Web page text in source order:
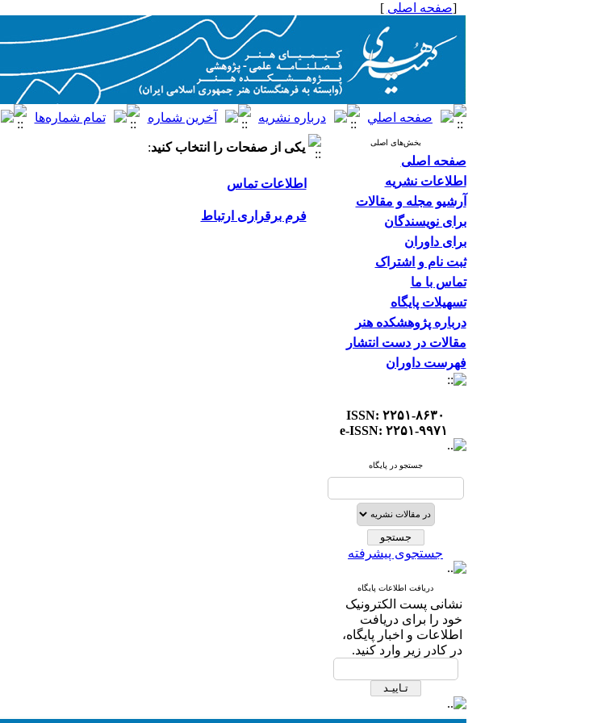
[صفحه اصلی ]
بخش‌های اصلی
صفحه اصلی
اطلاعات نشریه
آرشیو مجله و مقالات
برای نویسندگان
برای داوران
ثبت نام و اشتراک
تماس با ما
تسهیلات پایگاه
درباره پژوهشکده هنر
مقالات در دست انتشار
فهرست داوران
ISSN: ۲۲۵۱-۸۶۳۰
e-ISSN: ۲۲۵۱-۹۹۷۱
جستجو در پایگاه
جستجوی پیشرفته
دریافت اطلاعات پایگاه
نشانی پست الکترونیک
خود را برای دریافت
اطلاعات و اخبار پایگاه،
در کادر زیر وارد کنید.
یکی از صفحات را انتخاب کنید:
اطلاعات تماس
فرم برقراری ارتباط